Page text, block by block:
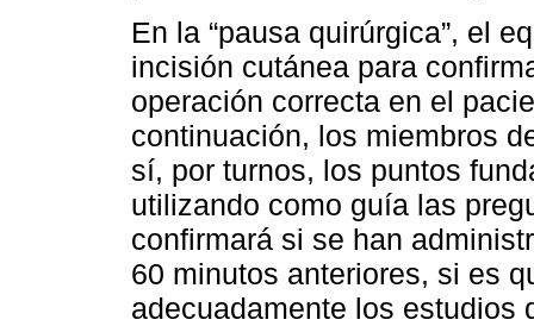
En la “pausa quirúrgica”, el
incisión cutánea para
operación correcta en el
continuación, los miembros
sí, por turnos, los puntos
utilizando como guía las
confirmará si se han
60 minutos anteriores, si es
adecuadamente los estudios